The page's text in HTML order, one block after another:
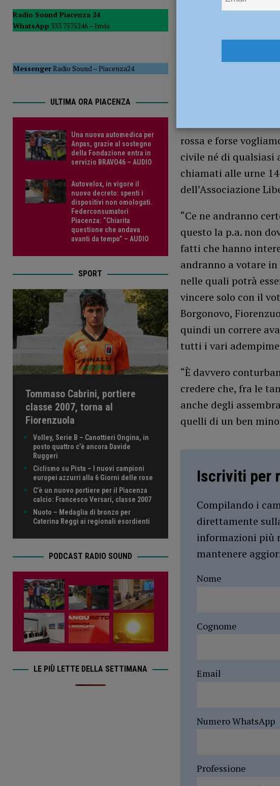
[ 16 Luglio 2026 ] Tommaso Cabrini, portiere classe 2007, torna al
rossa e forse
civile né di qualsiasi
chiamati alle urne
dell’Associazione
“Ce ne andranno
questo la p.a. non
fatti che hanno
andranno a votare
nelle quali potrà
vincere solo con il
Borgonovo,
quindi un correre
tutti i vari
“È davvero
credere che, fra le
anche degli
quelli di un ben
Iscriviti per
Compilando i
direttamente
informazioni più
mantenere
Nome
Cognome
Email
Numero WhatsApp
Professione
Radio Sound Piacenza 24
WhatsApp 333 7575246 – Invia
MessengerRadio Sound–Piacenza24
ULTIMA ORA PIACENZA
Una nuova automedica per
Anpas, grazie al sostegno
della Fondazione entra in
servizio BRAVO46 – AUDIO
Autovelox, in vigore il
nuovo decreto: spenti i
dispositivi non omologati.
Federconsumatori
Piacenza: “Chiarita
questione che andava
avanti da tempo” – AUDIO
SPORT
Tommaso Cabrini, portiere
classe 2007, torna al
Fiorenzuola
Volley, Serie B – Canottieri Ongina, in
posto quattro c’è ancora Davide
Ruggeri
Ciclismo su Pista – I nuovi campioni
europei azzurri alla 6 Giorni delle rose
C’è un nuovo portiere per il Piacenza
calcio: Francesco Versari, classe 2007
Nuoto – Medaglia di bronzo per
Caterina Reggi ai regionali esordienti
PODCAST RADIO SOUND
LE PIÙ LETTE DELLA SETTIMANA